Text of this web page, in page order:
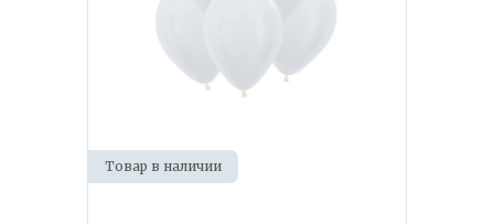
Товар в наличии